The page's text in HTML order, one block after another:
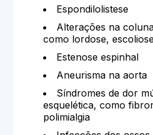
Espondilolistese
Alterações na
como lordose,
Estenose espinhal
Aneurisma na aorta
Síndromes de dor
esquelética, como
polimialgia